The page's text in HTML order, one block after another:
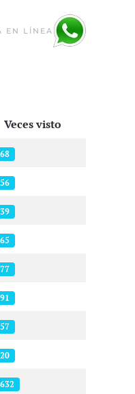
EN LÍNEA
Veces visto